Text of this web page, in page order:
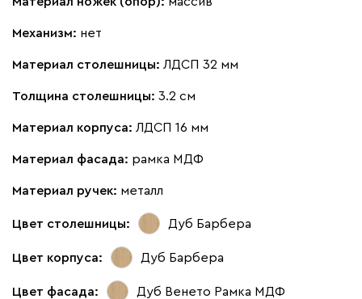
Механизм: нет
Материал столешницы: ЛДСП 32 мм
Толщина столешницы: 3.2 см
Материал корпуса: ЛДСП 16 мм
Материал фасада: рамка МДФ
Материал ручек: металл
Цвет столешницы: Дуб Барбера
Цвет корпуса: Дуб Барбера
Цвет фасада: Дуб Венето Рамка МДФ